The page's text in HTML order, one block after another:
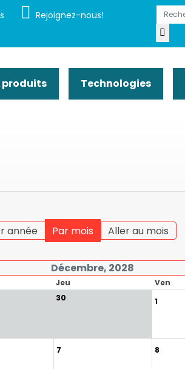
Rejoignez-nous!
produits Technologies
année Par mois Aller au mois
Décembre, 2028
Jeu Ven
30 1
7 8